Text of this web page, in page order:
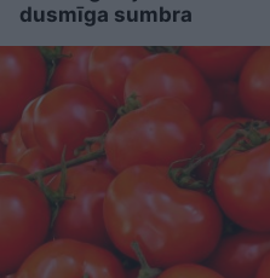
dusmīga sumbra